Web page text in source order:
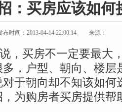
：买房应该如何
布时间：2013-04-14 22:00:14 来源：
，买房不一定要最大
，户型、朝向、楼层
于朝向却不知该如何
为购房者买房提供帮